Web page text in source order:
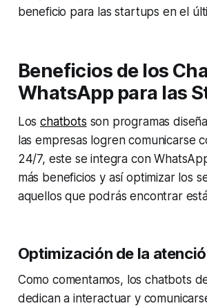
beneficio para las startups en el
Beneficios de los
WhatsApp para las
Loschatbots son programas
las empresas logren comunicarse
24/7, este se integra con
más beneficios y así optimizar los
aquellos que podrás encontrar
Optimización de la
Como comentamos, los chatbots
dedican a interactuar y